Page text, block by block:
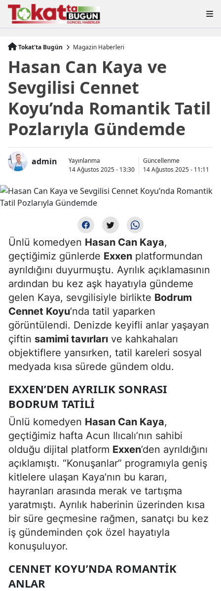
Tokat'ta Bugün Magazin Haberleri
Hasan Can Kaya ve
Sevgilisi Cennet
Koyu’nda Romantik Tatil
Pozlarıyla Gündemde
admin
Yayınlanma
14 Ağustos 2025 - 13:30
Güncellenme
14 Ağustos 2025 - 11:11
Ünlü komedyen Hasan Can Kaya,
geçtiğimiz günlerde Exxen platformundan
ayrıldığını duyurmuştu. Ayrılık açıklamasının
ardından bu kez aşk hayatıyla gündeme
gelen Kaya, sevgilisiyle birlikte Bodrum
Cennet Koyu’nda tatil yaparken
görüntülendi. Denizde keyifli anlar yaşayan
çiftin samimi tavırları ve kahkahaları
objektiflere yansırken, tatil kareleri sosyal
medyada kısa sürede gündem oldu.
EXXEN’DEN AYRILIK SONRASI
BODRUM TATILI
Ünlü komedyen Hasan Can Kaya,
geçtiğimiz hafta Acun Ilıcalı’nın sahibi
olduğu dijital platform Exxen’den ayrıldığını
açıklamıştı. “Konuşanlar” programıyla geniş
kitlelere ulaşan Kaya’nın bu kararı,
hayranları arasında merak ve tartışma
yaratmıştı. Ayrılık haberinin üzerinden kısa
bir süre geçmesine rağmen, sanatçı bu kez
iş gündeminden çok özel hayatıyla
konuşuluyor.
CENNET KOYU’NDA ROMANTIK
ANLAR